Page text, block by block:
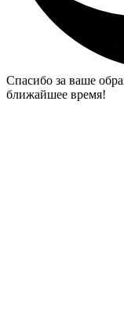
Спасибо за ваше
ближайшее время!